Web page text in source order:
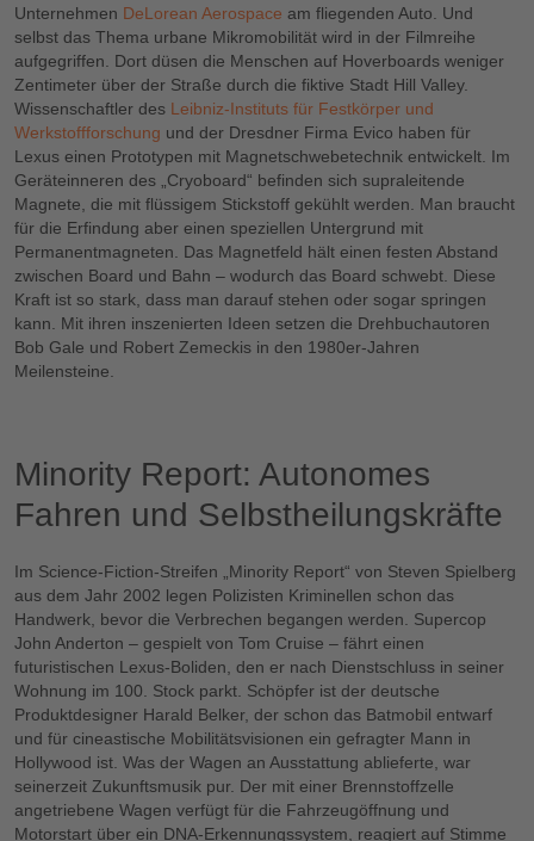
Unternehmen DeLorean Aerospace am fliegenden Auto. Und
selbst das Thema urbane Mikromobilität wird in der Filmreihe
aufgegriffen. Dort düsen die Menschen auf Hoverboards weniger
Zentimeter über der Straße durch die fiktive Stadt Hill Valley.
Wissenschaftler des Leibniz-Instituts für Festkörper und
Werkstoffforschung und der Dresdner Firma Evico haben für
Lexus einen Prototypen mit Magnetschwebetechnik entwickelt. Im
Geräteinneren des „Cryoboard“ befinden sich supraleitende
Magnete, die mit flüssigem Stickstoff gekühlt werden. Man braucht
für die Erfindung aber einen speziellen Untergrund mit
Permanentmagneten. Das Magnetfeld hält einen festen Abstand
zwischen Board und Bahn – wodurch das Board schwebt. Diese
Kraft ist so stark, dass man darauf stehen oder sogar springen
kann. Mit ihren inszenierten Ideen setzen die Drehbuchautoren
Bob Gale und Robert Zemeckis in den 1980er-Jahren
Meilensteine.
Minority Report: Autonomes
Fahren und Selbstheilungskräfte
Im Science-Fiction-Streifen „Minority Report“ von Steven Spielberg
aus dem Jahr 2002 legen Polizisten Kriminellen schon das
Handwerk, bevor die Verbrechen begangen werden. Supercop
John Anderton – gespielt von Tom Cruise – fährt einen
futuristischen Lexus-Boliden, den er nach Dienstschluss in seiner
Wohnung im 100. Stock parkt. Schöpfer ist der deutsche
Produktdesigner Harald Belker, der schon das Batmobil entwarf
und für cineastische Mobilitätsvisionen ein gefragter Mann in
Hollywood ist. Was der Wagen an Ausstattung ablieferte, war
seinerzeit Zukunftsmusik pur. Der mit einer Brennstoffzelle
angetriebene Wagen verfügt für die Fahrzeugöffnung und
Motorstart über ein DNA-Erkennungssystem, reagiert auf Stimme